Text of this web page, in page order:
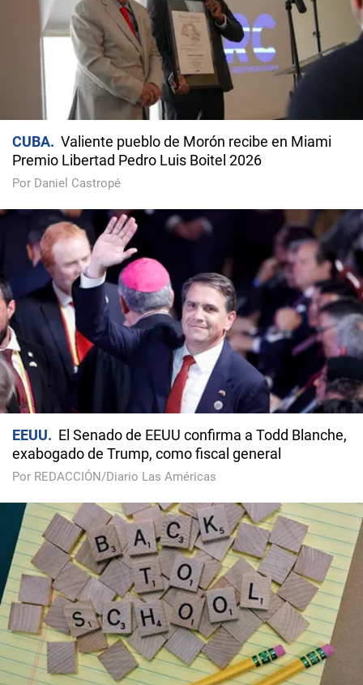
CUBA
Valiente pueblo de Morón recibe en Miami
Premio Libertad Pedro Luis Boitel 2026
Por Daniel Castropé
EEUU
El Senado de EEUU confirma a Todd Blanche,
exabogado de Trump, como fiscal general
Por REDACCIÓN/Diario Las Américas